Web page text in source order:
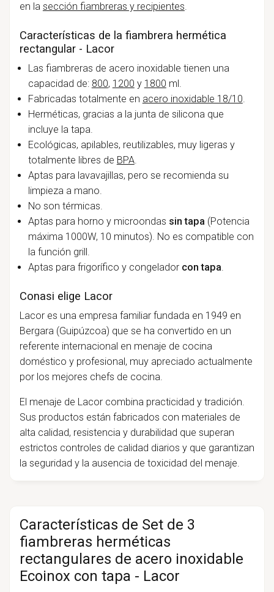
en la sección fiambreras y recipientes.
Características de la fiambrera hermética
rectangular - Lacor
Las fiambreras de acero inoxidable tienen una
capacidad de: 800, 1200 y 1800 ml.
Fabricadas totalmente en acero inoxidable 18/10.
Herméticas, gracias a la junta de silicona que
incluye la tapa.
Ecológicas, apilables, reutilizables, muy ligeras y
totalmente libres de BPA.
Aptas para lavavajillas, pero se recomienda su
limpieza a mano.
No son térmicas.
Aptas para horno y microondas sin tapa (Potencia
máxima 1000W, 10 minutos). No es compatible con
la función grill.
Aptas para frigorífico y congelador con tapa.
Conasi elige Lacor
Lacor es una empresa familiar fundada en 1949 en
Bergara (Guipúzcoa) que se ha convertido en un
referente internacional en menaje de cocina
doméstico y profesional, muy apreciado actualmente
por los mejores chefs de cocina.
El menaje de Lacor combina practicidad y tradición.
Sus productos están fabricados con materiales de
alta calidad, resistencia y durabilidad que superan
estrictos controles de calidad diarios y que garantizan
la seguridad y la ausencia de toxicidad del menaje.
Características de Set de 3
fiambreras herméticas
rectangulares de acero inoxidable
Ecoinox con tapa - Lacor